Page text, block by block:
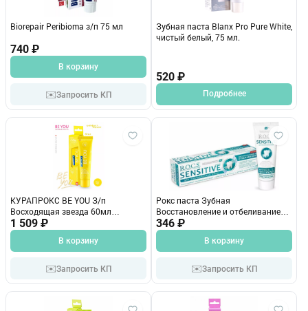
Biorepair Peribioma з/п 75 мл
740 ₽
В корзину
✉️Запросить КП
Зубная паста Blanx Pro Pure White,
чистый белый, 75 мл.
520 ₽
Подробнее
КУРАПРОКС BE YOU З/п
Восходящая звезда 60мл
(желтая)
1 509 ₽
В корзину
✉️Запросить КП
Рокс паста Зубная
Восстановление и отбеливание
SENSITIV 94г.
346 ₽
В корзину
✉️Запросить КП